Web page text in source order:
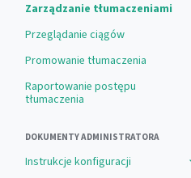
Zarządzanie tłumaczeniami
Przeglądanie ciągów
Promowanie tłumaczenia
Raportowanie postępu
tłumaczenia
DOKUMENTY ADMINISTRATORA
Instrukcje konfiguracji